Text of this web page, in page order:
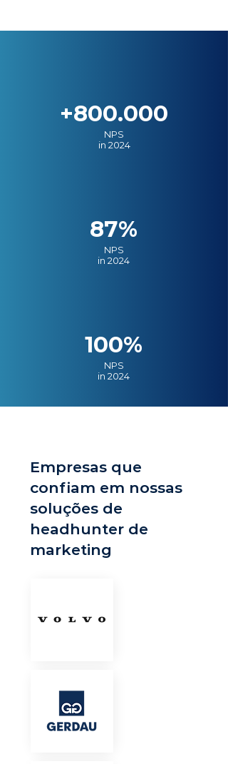
+800.000
NPS
in 2024
87%
NPS
in 2024
100%
NPS
in 2024
Empresas que
confiam em nossas
soluções de
headhunter de
marketing